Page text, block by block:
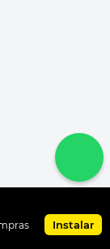
Instalar